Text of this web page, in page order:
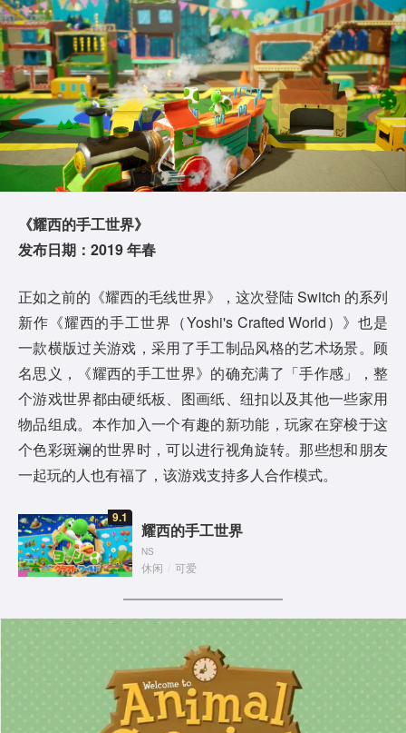
《耀西的手工世界》
发布日期：2019 年春
正如之前的《耀西的毛线世界》，这次登陆 Switch 的系列
新作《耀西的手工世界（Yoshi's Crafted World）》也是
一款横版过关游戏，采用了手工制品风格的艺术场景。顾
名思义，《耀西的手工世界》的确充满了「手作感」，整
个游戏世界都由硬纸板、图画纸、纽扣以及其他一些家用
物品组成。本作加入一个有趣的新功能，玩家在穿梭于这
个色彩斑斓的世界时，可以进行视角旋转。那些想和朋友
一起玩的人也有福了，该游戏支持多人合作模式。
9.1
耀西的手工世界
NS
休闲 可爱